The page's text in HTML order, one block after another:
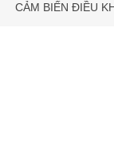
CẢM BIẾN ĐIỀU